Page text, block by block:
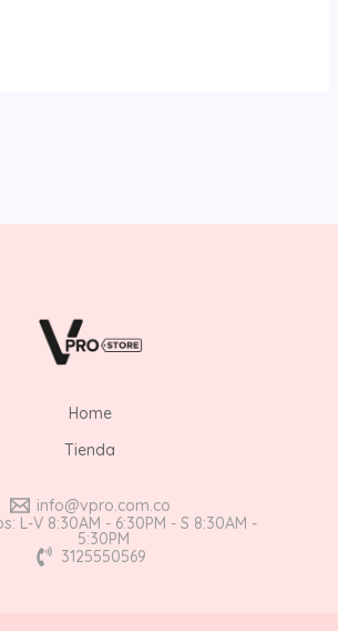
Home
Tienda
info@vpro.com.co
L-V 8:30AM - 6:30PM - S 8:30AM -
5:30PM
3125550569